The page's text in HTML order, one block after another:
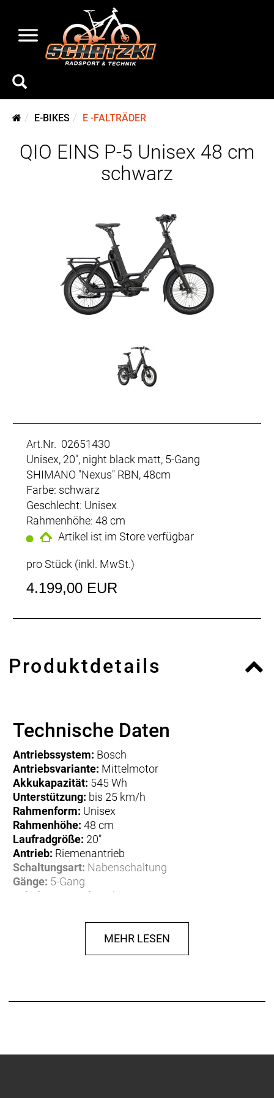
E-BIKES E -FALTRÄDER
QIO EINS P-5 Unisex 48 cm
schwarz
Art.Nr. 02651430
Unisex, 20", night black matt, 5-Gang
SHIMANO "Nexus" RBN, 48cm
Farbe: schwarz
Geschlecht: Unisex
Rahmenhöhe: 48 cm
Artikel ist im Store verfügbar
pro Stück (inkl. MwSt.)
4.199,00 EUR
Produktdetails
Technische Daten
Antriebssystem: Bosch
Antriebsvariante: Mittelmotor
Akkukapazität: 545 Wh
Unterstützung: bis 25 km/h
Rahmenform: Unisex
Rahmenhöhe: 48 cm
Laufradgröße: 20"
Antrieb: Riemenantrieb
Schaltungsart: Nabenschaltung
Gänge: 5-Gang
Schaltungsmarke:
Shimano
Rücktrittbremse
Federsattelstütze
Zulässiges Gesamtgewicht:180 kg
Spezifikationen
MEHR LESEN